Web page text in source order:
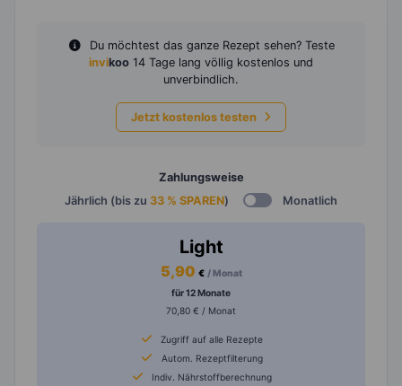
Du möchtest das ganze Rezept sehen? Teste
invikoo 14 Tage lang völlig kostenlos und
unverbindlich.
Jetzt kostenlos testen
Zahlungsweise
Jährlich (bis zu 33 % SPAREN) Monatlich
Light
5,90 € / Monat
für 12 Monate
70,80 € / Monat
Zugriff auf alle Rezepte
Autom. Rezeptfilterung
Indiv. Nährstoffberechnung